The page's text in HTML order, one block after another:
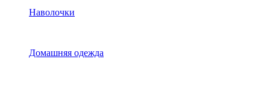
Наволочки
Домашняя одежда